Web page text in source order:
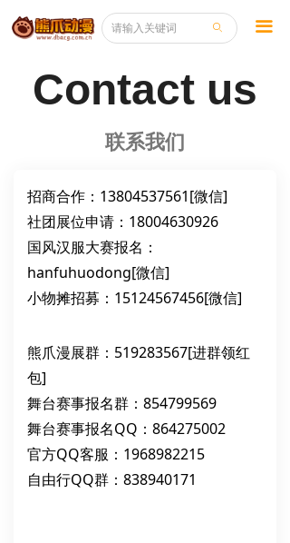
ꄙ 끀
Contact us
联系我们
熊爪漫展群：519283567[进群领红
包]
舞台赛事报名群：854799569
舞台赛事报名QQ：864275002
官方QQ客服：1968982215
自由行QQ群：838940171
招商合作：13804537561[微信]
社团展位申请：18004630926
国风汉服大赛报名：
hanfuhuodong[微信]
小物摊招募：15124567456[微信]